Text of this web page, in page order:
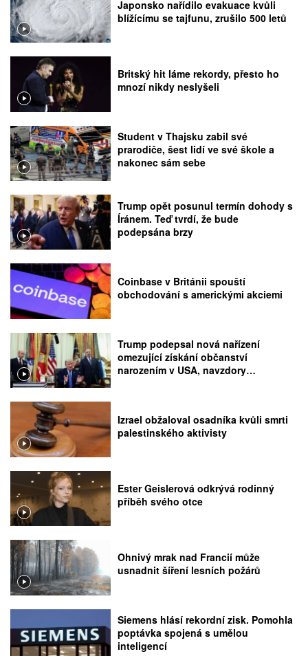
Japonsko nařídilo evakuace kvůli
blížícímu se tajfunu, zrušilo 500 letů
Britský hit láme rekordy, přesto ho
mnozí nikdy neslyšeli
Student v Thajsku zabil své
prarodiče, šest lidí ve své škole a
nakonec sám sebe
Trump opět posunul termín dohody s
Íránem. Teď tvrdí, že bude
podepsána brzy
Coinbase v Británii spouští
obchodování s americkými akciemi
Trump podepsal nová nařízení
omezující získání občanství
narozením v USA, navzdory
Izrael obžaloval osadníka kvůli smrti
palestinského aktivisty
Ester Geislerová odkrývá rodinný
příběh svého otce
Ohnivý mrak nad Francií může
usnadnit šíření lesních požárů
Siemens hlásí rekordní zisk. Pomohla
poptávka spojená s umělou
inteligencí